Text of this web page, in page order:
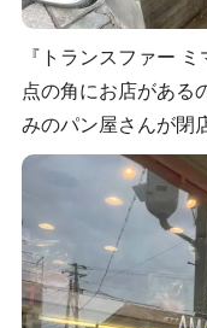
『トランスファー
点の角にお店がある
みのパン屋さんが閉